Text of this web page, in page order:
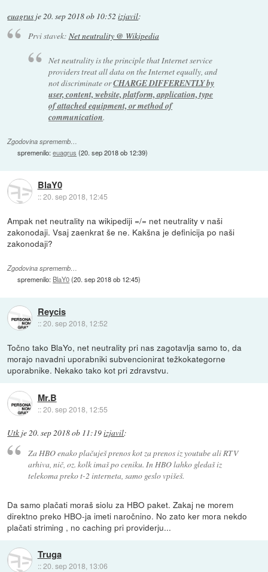
euagrus je20. sep 2018 ob 10:52 izjavil:
Prvi stavek: Net neutrality @ Wikipedia
Net neutrality is the principle that Internet service
providers treat all data on the Internet equally, and
not discriminate orCHARGE DIFFERENTLY by
user, content, website, platform, application, type
of attached equipment, or method of
communication.
Zgodovina sprememb…
spremenilo:euagrus (20. sep 2018 ob 12:39)
BlaY0
::20. sep 2018, 12:45
Ampak net neutrality na wikipediji =/= net neutrality v naši
zakonodaji. Vsaj zaenkrat še ne. Kakšna je definicija po naši
zakonodaji?
Zgodovina sprememb…
spremenilo: BlaY0(20. sep 2018 ob 12:45)
Reycis
::20. sep 2018, 12:52
Točno tako BlaYo, net neutrality pri nas zagotavlja samo to, da
morajo navadni uporabniki subvencionirat težkokategorne
uporabnike. Nekako tako kot pri zdravstvu.
Mr.B
::20. sep 2018, 12:55
Utk je20. sep 2018 ob 11:19izjavil:
Za HBO enako plačuješ prenos kot za prenos iz youtube ali RTV
arhiva, nič, oz. kolk imaš po ceniku. In HBO lahko gledaš iz
telekoma preko t-2 interneta, samo geslo vpišeš.
Da samo plačati moraš siolu za HBO paket. Zakaj ne morem
direktno preko HBO-ja imeti naročnino. No zato ker mora nekdo
plačati striming , no caching pri providerju...
Truga
::20. sep 2018, 13:06